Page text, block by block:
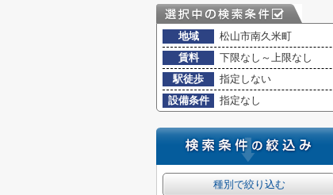
地域
松山市南久米町
賃料
下限なし～上限なし
駅徒歩
指定しない
設備条件
指定なし
種別で絞り込む